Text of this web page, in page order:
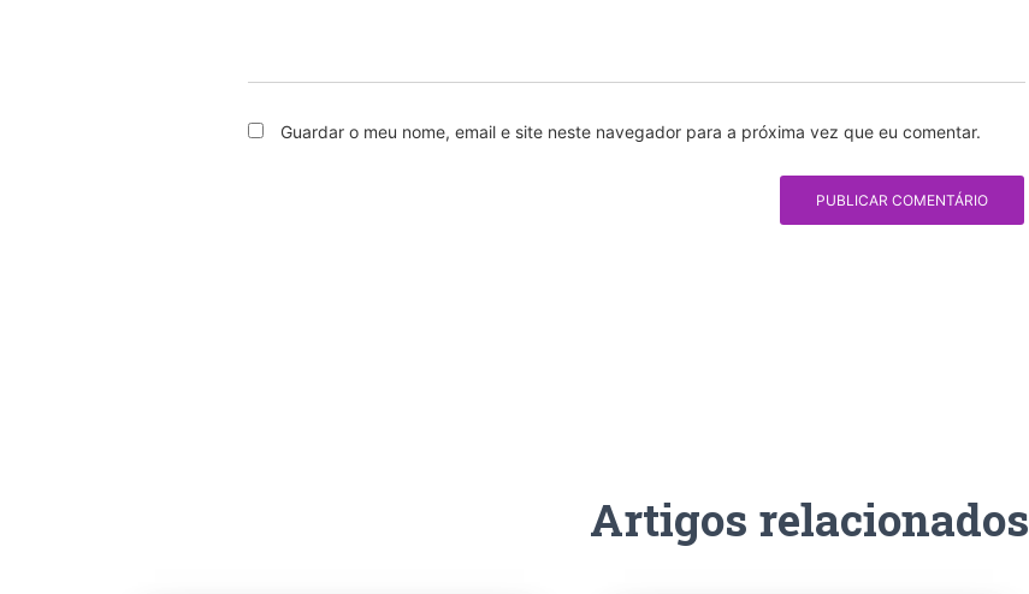
Guardar o meu nome, email e site neste navegador para a próxima vez que eu comentar.
Artigos relacionados